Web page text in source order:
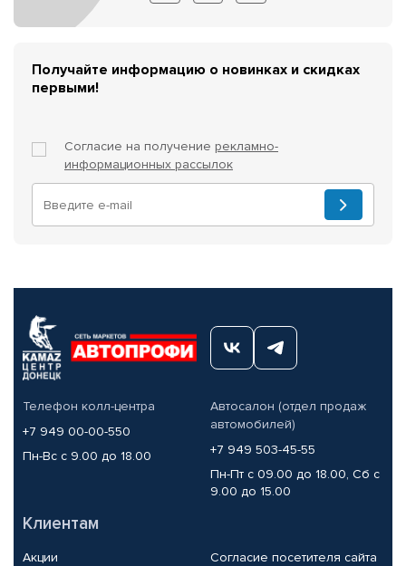
Получайте информацию о новинках и скидках
первыми!
Согласие на получение рекламно-
информационных рассылок
Телефон колл-центра
+7 949 00-00-550
Пн-Вс с 9.00 до 18.00
Автосалон (отдел продаж
автомобилей)
+7 949 503-45-55
Пн-Пт с 09.00 до 18.00, Сб с
9.00 до 15.00
Клиентам
Акции
Согласие посетителя сайта